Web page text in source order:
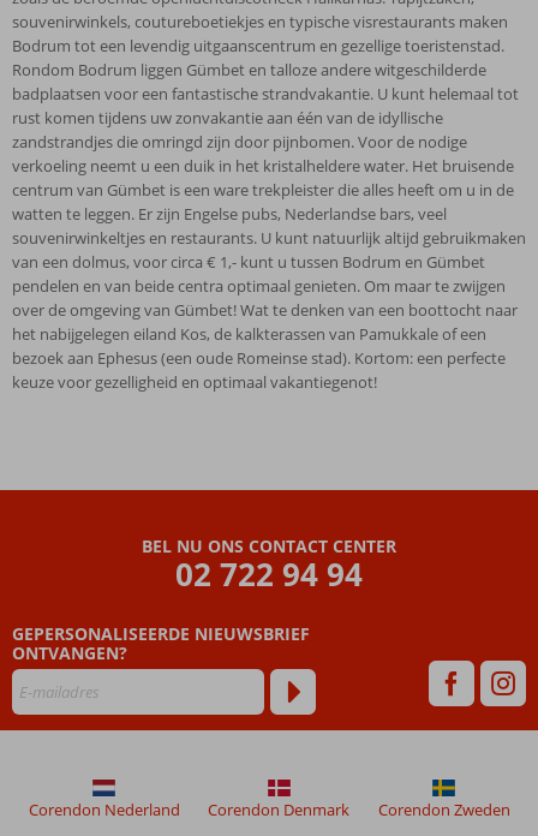
souvenirwinkels, coutureboetiekjes en typische visrestaurants maken
Bodrum tot een levendig uitgaanscentrum en gezellige toeristenstad.
Rondom Bodrum liggen Gümbet en talloze andere witgeschilderde
badplaatsen voor een fantastische strandvakantie. U kunt helemaal tot
rust komen tijdens uw zonvakantie aan één van de idyllische
zandstrandjes die omringd zijn door pijnbomen. Voor de nodige
verkoeling neemt u een duik in het kristalheldere water. Het bruisende
centrum van Gümbet is een ware trekpleister die alles heeft om u in de
watten te leggen. Er zijn Engelse pubs, Nederlandse bars, veel
souvenirwinkeltjes en restaurants. U kunt natuurlijk altijd gebruikmaken
van een dolmus, voor circa € 1,- kunt u tussen Bodrum en Gümbet
pendelen en van beide centra optimaal genieten. Om maar te zwijgen
over de omgeving van Gümbet! Wat te denken van een boottocht naar
het nabijgelegen eiland Kos, de kalkterassen van Pamukkale of een
bezoek aan Ephesus (een oude Romeinse stad). Kortom: een perfecte
keuze voor gezelligheid en optimaal vakantiegenot!
BEL NU ONS CONTACT CENTER
02 722 94 94
GEPERSONALISEERDE NIEUWSBRIEF
ONTVANGEN?
Corendon Nederland Corendon Denmark Corendon Zweden